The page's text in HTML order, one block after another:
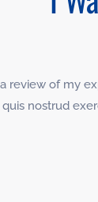
review of my
nostrud